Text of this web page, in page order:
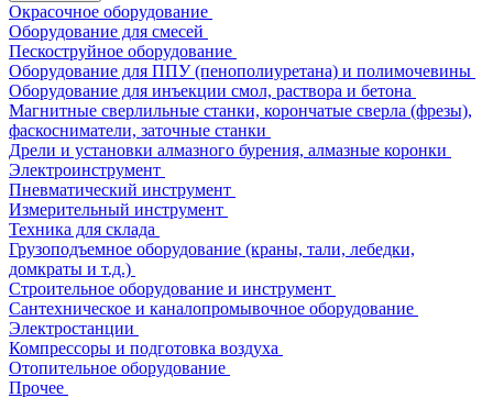
Окрасочное оборудование
Оборудование для смесей
Пескоструйное оборудование
Оборудование для ППУ (пенополиуретана) и полимочевины
Оборудование для инъекции смол, раствора и бетона
Магнитные сверлильные станки, корончатые сверла (фрезы),
фаскосниматели, заточные станки
Дрели и установки алмазного бурения, алмазные коронки
Электроинструмент
Пневматический инструмент
Измерительный инструмент
Техника для склада
Грузоподъемное оборудование (краны, тали, лебедки,
домкраты и т.д.)
Строительное оборудование и инструмент
Сантехническое и каналопромывочное оборудование
Электростанции
Компрессоры и подготовка воздуха
Отопительное оборудование
Прочее